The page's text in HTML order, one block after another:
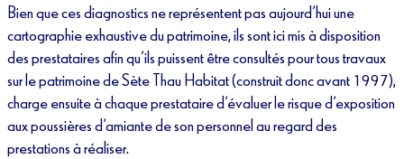
Bien que ces diagnostics ne représentent pas aujourd’hui une
cartographie exhaustive du patrimoine, ils sont ici mis à disposition
des prestataires afin qu’ils puissent être consultés pour tous travaux
sur le patrimoine de Sète Thau Habitat (construit donc avant 1997),
charge ensuite à chaque prestataire d’évaluer le risque d’exposition
aux poussières d’amiante de son personnel au regard des
prestations à réaliser.